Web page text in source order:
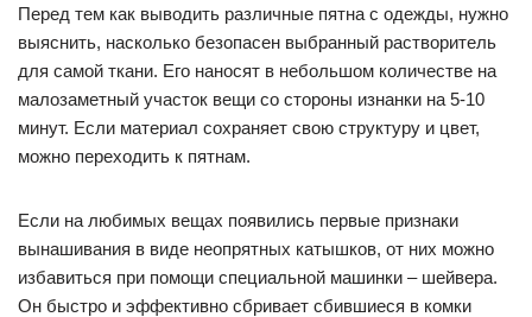
Перед тем как выводить различные пятна с одежды, нужно
выяснить, насколько безопасен выбранный растворитель
для самой ткани. Его наносят в небольшом количестве на
малозаметный участок вещи со стороны изнанки на 5-10
минут. Если материал сохраняет свою структуру и цвет,
можно переходить к пятнам.
Если на любимых вещах появились первые признаки
вынашивания в виде неопрятных катышков, от них можно
избавиться при помощи специальной машинки – шейвера.
Он быстро и эффективно сбривает сбившиеся в комки